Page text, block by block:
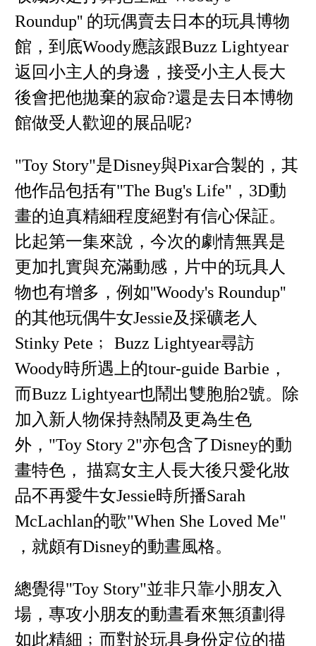
Roundup'' 的玩偶賣去日本的玩具博物
館，到底Woody應該跟Buzz Lightyear
返回小主人的身邊，接受小主人長大
後會把他拋棄的寂命?還是去日本博物
館做受人歡迎的展品呢?
"Toy Story"是Disney與Pixar合製的，其
他作品包括有"The Bug's Life"，3D動
畫的迫真精細程度絕對有信心保証。
比起第一集來說，今次的劇情無異是
更加扎實與充滿動感，片中的玩具人
物也有增多，例如''Woody's Roundup''
的其他玩偶牛女Jessie及採礦老人
Stinky Pete﹔ Buzz Lightyear尋訪
Woody時所遇上的tour-guide Barbie，
而Buzz Lightyear也鬧出雙胞胎2號。除
加入新人物保持熱鬧及更為生色
外，"Toy Story 2"亦包含了Disney的動
畫特色， 描寫女主人長大後只愛化妝
品不再愛牛女Jessie時所播Sarah
McLachlan的歌"When She Loved Me"
，就頗有Disney的動晝風格。
總覺得"Toy Story"並非只靠小朋友入
場，專攻小朋友的動晝看來無須劃得
如此精細﹔而對於玩具身份定位的描